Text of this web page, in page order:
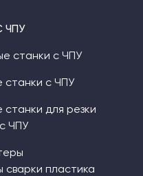
ЧПУ
станки с ЧПУ
станки с ЧПУ
для резки
ЧПУ
сварки пластика